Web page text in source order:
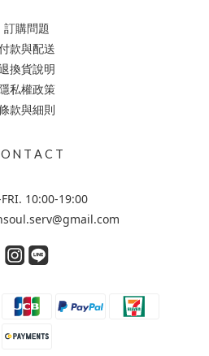
訂購問題
款與配送
換貨說明
私權政策
款與細則
N T A C T
10:00-19:00